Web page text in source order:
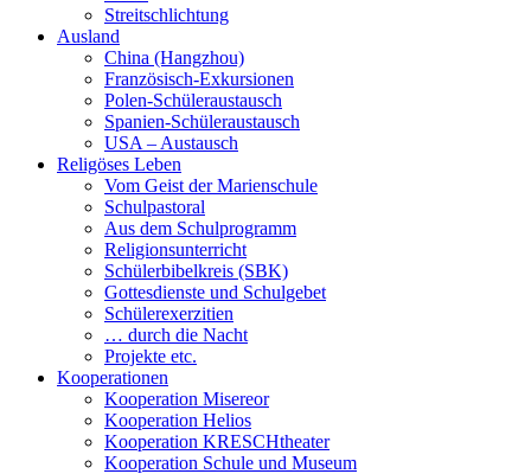
Streitschlichtung
Ausland
China (Hangzhou)
Französisch-Exkursionen
Polen-Schüleraustausch
Spanien-Schüleraustausch
USA – Austausch
Religöses Leben
Vom Geist der Marienschule
Schulpastoral
Aus dem Schulprogramm
Religionsunterricht
Schülerbibelkreis (SBK)
Gottesdienste und Schulgebet
Schülerexerzitien
… durch die Nacht
Projekte etc.
Kooperationen
Kooperation Misereor
Kooperation Helios
Kooperation KRESCHtheater
Kooperation Schule und Museum